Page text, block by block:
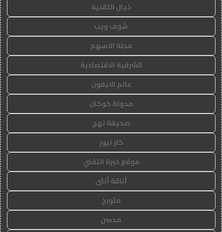
خيال التقنية
شوف ويب
مجلة الاسهم
الشرقية الاقتصادية
عالم الايفون
مدونة كوكان
صحيفة نهج
كار نيوز
موقع خبرة التقني
أناقة أنثى
متورخ
مدسن